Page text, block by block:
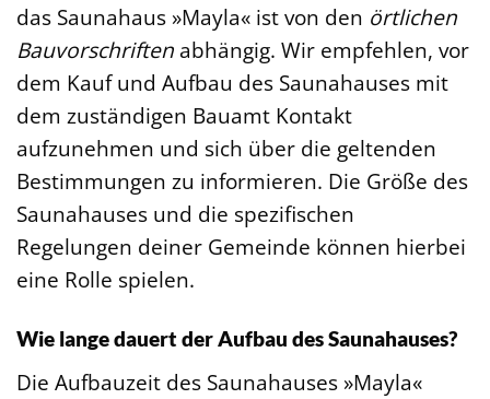
das Saunahaus »Mayla« ist von den örtlichen
Bauvorschriften abhängig. Wir empfehlen, vor
dem Kauf und Aufbau des Saunahauses mit
dem zuständigen Bauamt Kontakt
aufzunehmen und sich über die geltenden
Bestimmungen zu informieren. Die Größe des
Saunahauses und die spezifischen
Regelungen deiner Gemeinde können hierbei
eine Rolle spielen.
Wie lange dauert der Aufbau des Saunahauses?
Die Aufbauzeit des Saunahauses »Mayla«